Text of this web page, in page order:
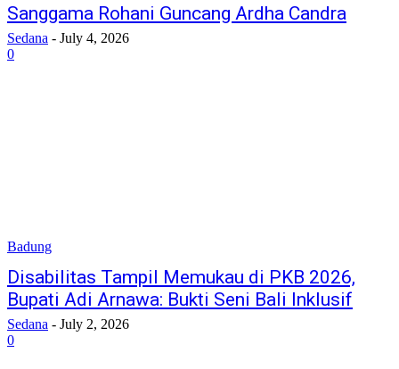
Sanggama Rohani Guncang Ardha Candra
Sedana - July 4, 2026
0
Badung
Disabilitas Tampil Memukau di PKB 2026,
Bupati Adi Arnawa: Bukti Seni Bali Inklusif
Sedana - July 2, 2026
0